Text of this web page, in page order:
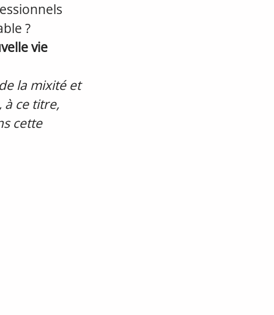
?
vie
la mixité et
à ce titre,
cette